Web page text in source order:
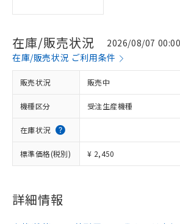
在庫/販売状況
2026/08/07
在庫/販売状況 ご利用条件
販売状況 販売中
機種区分 受注生産機種
在庫状況
標準価格(税別) ¥ 2,450
詳細情報